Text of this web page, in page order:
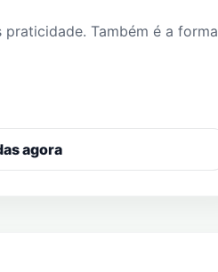
Também é a forma
agora